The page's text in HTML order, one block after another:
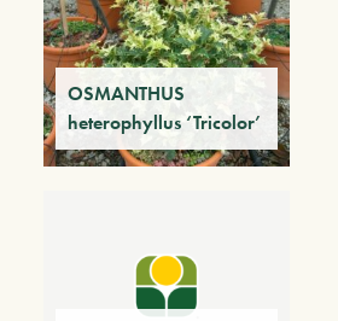
OSMANTHUS
heterophyllus ‘Tricolor’